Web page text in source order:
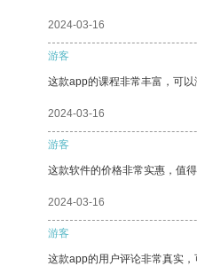
2024-03-16
游客
这款app的课程非常丰富，可以
2024-03-16
游客
这款软件的价格非常实惠，值得
2024-03-16
游客
这款app的用户评论非常真实，